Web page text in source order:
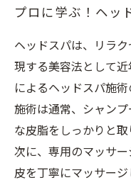
プロに学ぶ！ヘッ
ヘッドスパは、リラ
現する美容法として
によるヘッドスパ施
施術は通常、シャン
な皮脂をしっかりと取
次に、専用のマッサ
皮を丁寧にマッサー